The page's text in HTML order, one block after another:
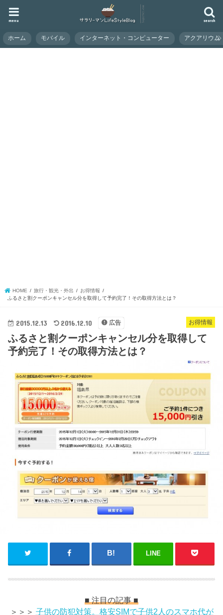
search
menu
ホーム モバイル インターネット・コンピューター アクアリウム
HOME 旅行・観光・外出
お得情報
ふるさと割クーポンキャンセル分を取得して予約完了！その取得方法とは？
お得情報
2015.12.13 2016.12.10 広告
ふるさと割クーポンキャンセル分を取得して
予約完了！その取得方法とは？
LINE
■ 注目の記事 ■
＞＞＞ 子供の防犯対策。格安SIMで子供2人のスマホ代が